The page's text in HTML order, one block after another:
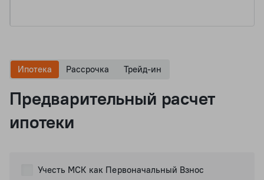
Предварительный расчет
ипотеки
Ипотека Рассрочка Трейд-ин
Учесть МСК как Первоначальный Взнос